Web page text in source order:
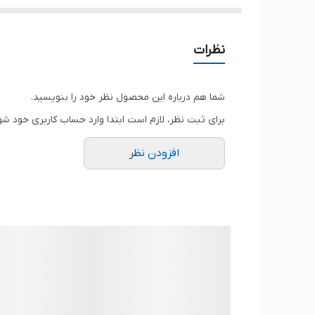
نظرات
شما هم درباره این محصول نظر خود را بنویسید.
برای ثبت نظر، لازم است ابتدا وارد حساب کاربری خود
افزودن نظر